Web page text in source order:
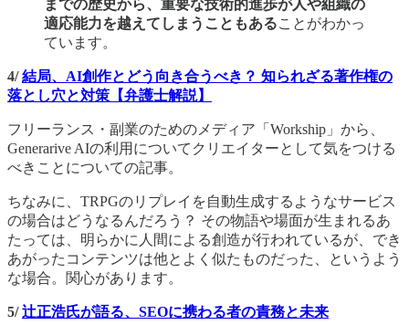
までの歴史から、重要な技術的進歩が人や組織の
適応能力を越えてしまうこともあることがわかっ
ています。
4/結局、AI創作とどう向き合うべき？ 知られざる著作権の
落とし穴と対策【弁護士解説】
フリーランス・副業のためのメディア「Workship」から、
Generarive AIの利用についてクリエイターとして気をつける
べきことについての記事。
ちなみに、TRPGのリプレイを自動生成するようなサービス
の場合はどうなるんだろう？ その物語や場面が生まれるあ
たっては、明らかに人間による創造が行われているが、でき
あがったコンテンツは他とよく似たものだった、というよう
な場合。関心があります。
5/ 辻正浩氏が語る、SEOに携わる者の責務と未来